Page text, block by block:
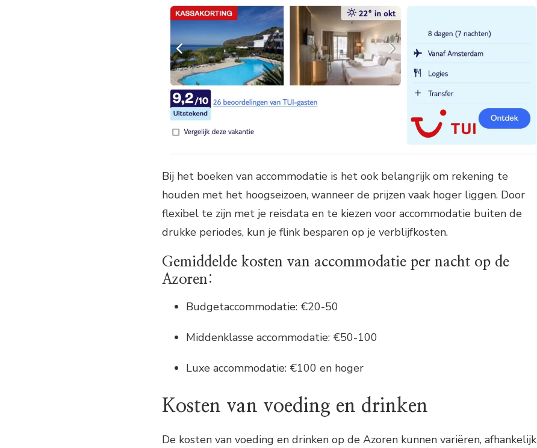
Bij het boeken van accommodatie is het ook belangrijk om rekening te
houden met het hoogseizoen, wanneer de prijzen vaak hoger liggen. Door
flexibel te zijn met je reisdata en te kiezen voor accommodatie buiten de
drukke periodes, kun je flink besparen op je verblijfkosten.
Gemiddelde kosten van accommodatie per nacht op de
Azoren:
Budgetaccommodatie: €20-50
Middenklasse accommodatie: €50-100
Luxe accommodatie: €100 en hoger
Kosten van voeding en drinken
De kosten van voeding en drinken op de Azoren kunnen variëren, afhankelijk